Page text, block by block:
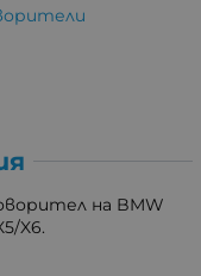
на BMW
X6.